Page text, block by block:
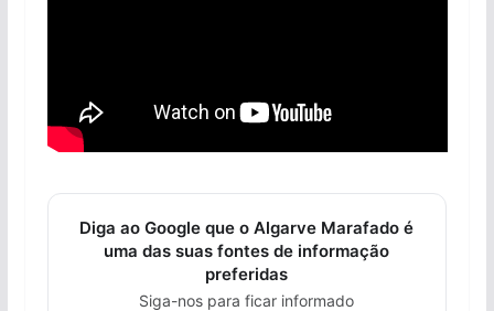
Diga ao Google que o Algarve Marafado é
uma das suas fontes de informação
preferidas
Siga-nos para ficar informado